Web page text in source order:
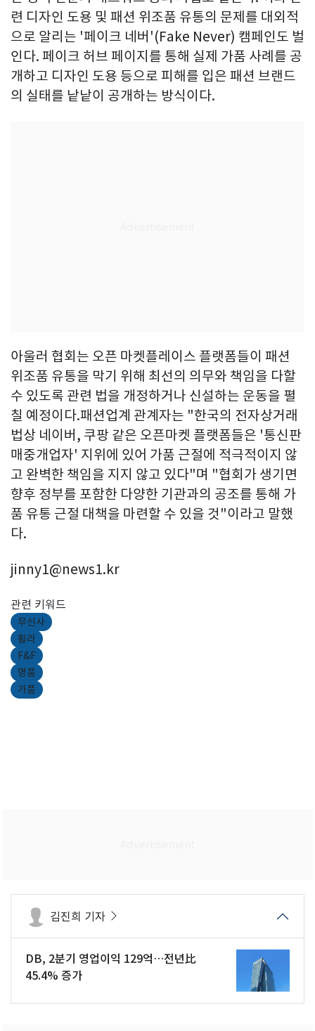
련 디자인 도용 및 패션 위조품 유통의 문제를 대외적
으로 알리는 '페이크 네버'(Fake Never) 캠페인도 벌
인다. 페이크 허브 페이지를 통해 실제 가품 사례를 공
개하고 디자인 도용 등으로 피해를 입은 패션 브랜드
의 실태를 낱낱이 공개하는 방식이다.
아울러 협회는 오픈 마켓플레이스 플랫폼들이 패션
위조품 유통을 막기 위해 최선의 의무와 책임을 다할
수 있도록 관련 법을 개정하거나 신설하는 운동을 펼
칠 예정이다.패션업계 관계자는 "한국의 전자상거래
법상 네이버, 쿠팡 같은 오픈마켓 플랫폼들은 '통신판
매중개업자' 지위에 있어 가품 근절에 적극적이지 않
고 완벽한 책임을 지지 않고 있다"며 "협회가 생기면
향후 정부를 포함한 다양한 기관과의 공조를 통해 가
품 유통 근절 대책을 마련할 수 있을 것"이라고 말했
다.
jinny1@news1.kr
관련 키워드
무신사
휠라
F&F
명품
가품
김진희 기자
DB, 2분기 영업이익 129억…전년比
45.4% 증가